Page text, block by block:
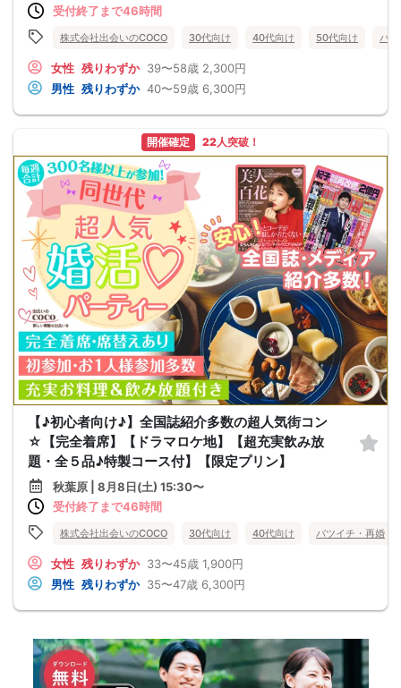
受付終了まで46時間
株式会社出会いのCOCO 30代向け 40代向け 50代向け バ
女性 残りわずか 39〜58歳 2,300円
男性 残りわずか 40〜59歳 6,300円
開催確定 22人突破！
【♪初心者向け♪】全国誌紹介多数の超人気街コン
☆【完全着席】【ドラマロケ地】【超充実飲み放
題・全５品♪特製コース付】【限定プリン】
秋葉原 | 8月8日(土) 15:30〜
受付終了まで46時間
株式会社出会いのCOCO 30代向け 40代向け バツイチ・再婚
女性 残りわずか 33〜45歳 1,900円
男性 残りわずか 35〜47歳 6,300円